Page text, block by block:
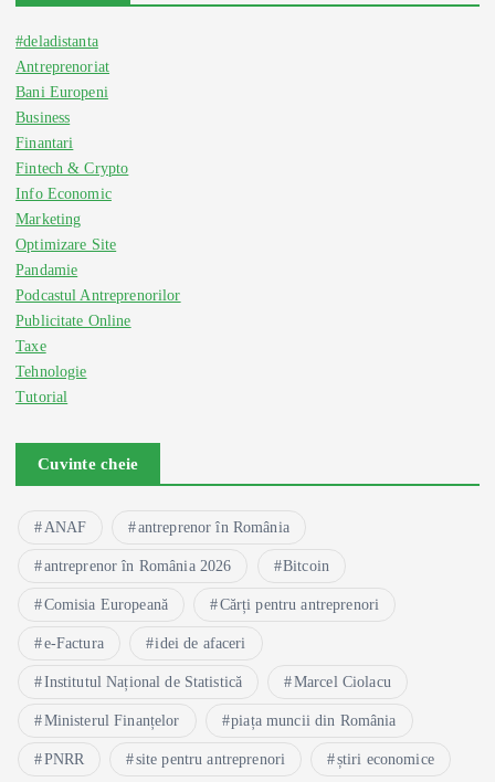
#deladistanta
Antreprenoriat
Bani Europeni
Business
Finantari
Fintech & Crypto
Info Economic
Marketing
Optimizare Site
Pandamie
Podcastul Antreprenorilor
Publicitate Online
Taxe
Tehnologie
Tutorial
Cuvinte cheie
ANAF antreprenor în România
antreprenor în România 2026 Bitcoin
Comisia Europeană Cărți pentru antreprenori
e-Factura idei de afaceri
Institutul Național de Statistică Marcel Ciolacu
Ministerul Finanțelor piața muncii din România
PNRR site pentru antreprenori știri economice